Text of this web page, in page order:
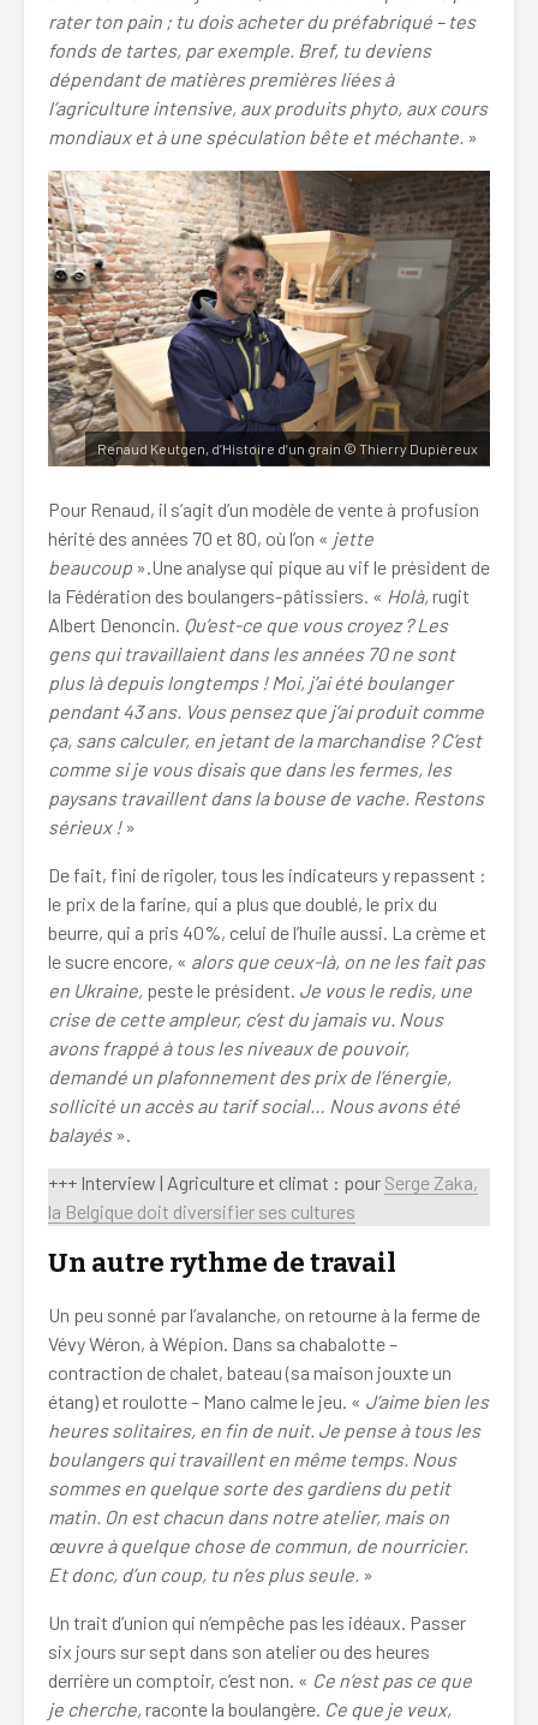
rater ton pain ; tu dois acheter du préfabriqué – tes
fonds de tartes, par exemple. Bref, tu deviens
dépendant de matières premières liées à
l’agriculture intensive, aux produits phyto, aux cours
mondiaux et à une spéculation bête et méchante. »
Renaud Keutgen, d’Histoire d’un grain © Thierry Dupièreux
Pour Renaud, il s’agit d’un modèle de vente à profusion
hérité des années 70 et 80, où l’on « jette
beaucoup ».Une analyse qui pique au vif le président de
la Fédération des boulangers-pâtissiers. « Holà,rugit
Albert Denoncin. Qu’est-ce que vous croyez ? Les
gens qui travaillaient dans les années 70 ne sont
plus là depuis longtemps ! Moi, j’ai été boulanger
pendant 43 ans. Vous pensez que j’ai produit comme
ça, sans calculer, en jetant de la marchandise ? C’est
comme si je vous disais que dans les fermes, les
paysans travaillent dans la bouse de vache. Restons
sérieux ! »
De fait, fini de rigoler, tous les indicateurs y repassent :
le prix de la farine, qui a plus que doublé, le prix du
beurre, qui a pris 40%, celui de l’huile aussi. La crème et
le sucre encore, « alors que ceux-là, on ne les fait pas
en Ukraine, peste le président. Je vous le redis, une
crise de cette ampleur, c’est du jamais vu. Nous
avons frappé à tous les niveaux de pouvoir,
demandé un plafonnement des prix de l’énergie,
sollicité un accèsau tarif social… Nous avons été
balayés ».
+++ Interview | Agriculture et climat : pour Serge Zaka,
la Belgique doit diversifier ses cultures
Un autre rythme de travail
Un peu sonné par l’avalanche, on retourne à la ferme de
Vévy Wéron, à Wépion. Dans sa chabalotte –
contraction de chalet, bateau (sa maison jouxte un
étang) et roulotte – Mano calme le jeu. « J’aime bien les
heures solitaires, en fin de nuit. Je pense à tous les
boulangers qui travaillent en même temps. Nous
sommes en quelque sorte des gardiens du petit
matin. On est chacun dans notre atelier, mais on
œuvre à quelque chose de commun, de nourricier.
Et donc, d’un coup, tu n’es plus seule. »
Un trait d’union qui n’empêche pas les idéaux. Passer
six jours sur sept dans son atelier ou des heures
derrière un comptoir, c’est non. « Ce n’est pas ce que
je cherche,raconte la boulangère. Ce que je veux,